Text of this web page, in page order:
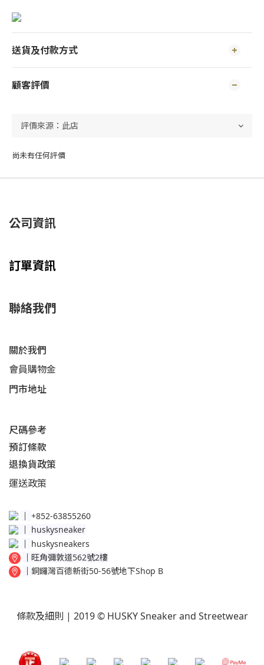
送貨及付款方式
顧客評價
尚未有任何評價
公司資訊
訂單資訊
聯絡我們
關於我們
會員購物金
門市地址
尺碼參考
預訂條款
退換貨政策​
運送政策​
│ +852-63855260
huskysneaker
│ huskysneakers
│ 旺角彌敦道562號2樓
│ 銅鑼灣百德新街50-56號地下Shop B
條款及細則 | 2019 © HUSKY Sneaker and Streetwear